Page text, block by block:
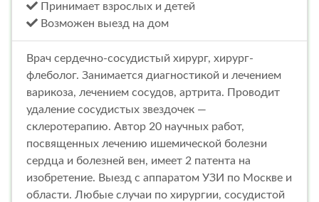
Принимает взрослых и детей
Возможен выезд на дом
Врач сердечно-сосудистый хирург, хирург-
флеболог. Занимается диагностикой и лечением
варикоза, лечением сосудов, артрита. Проводит
удаление сосудистых звездочек —
склеротерапию. Автор 20 научных работ,
посвященных лечению ишемической болезни
сердца и болезней вен, имеет 2 патента на
изобретение. Выезд с аппаратом УЗИ по Москве и
области. Любые случаи по хирургии, сосудистой